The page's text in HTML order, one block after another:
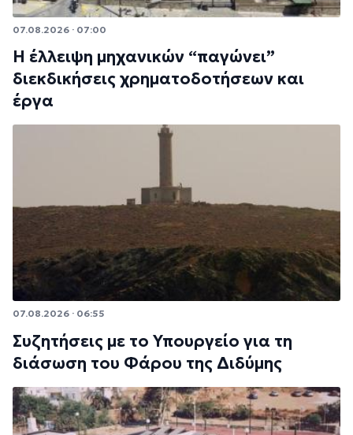
07.08.2026 · 07:00
Η έλλειψη μηχανικών “παγώνει”
διεκδικήσεις χρηματοδοτήσεων και
έργα
07.08.2026 · 06:55
Συζητήσεις με το Υπουργείο για τη
διάσωση του Φάρου της Διδύμης